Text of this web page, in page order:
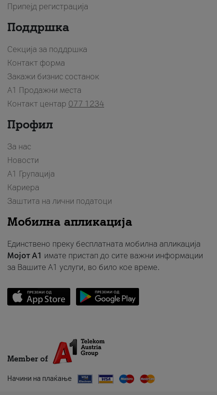
Припејд регистрација
Поддршка
Секција за поддршка
Контакт форма
Закажи бизнис состанок
A1 Продажни места
Контакт центар 077 1234
Профил
За нас
Новости
А1 Групација
Кариера
Заштита на лични податоци
Мобилна апликација
Единствено преку бесплатната мобилна апликација
Мојот A1 имате пристап до сите важни информации
за Вашите A1 услуги, во било кое време.
Member of
Начини на плаќање